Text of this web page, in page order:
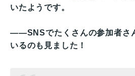
いたようです。
——SNSでたくさんの参加者さ
いるのも見ました！